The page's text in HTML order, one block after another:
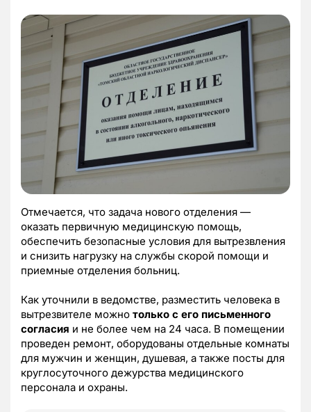
Отмечается, что задача нового отделения —
оказать первичную медицинскую помощь,
обеспечить безопасные условия для вытрезвления
и снизить нагрузку на службы скорой помощи и
приемные отделения больниц.
Как уточнили в ведомстве, разместить человека в
вытрезвителе можно только с его письменного
согласия и не более чем на 24 часа. В помещении
проведен ремонт, оборудованы отдельные комнаты
для мужчин и женщин, душевая, а также посты для
круглосуточного дежурства медицинского
персонала и охраны.